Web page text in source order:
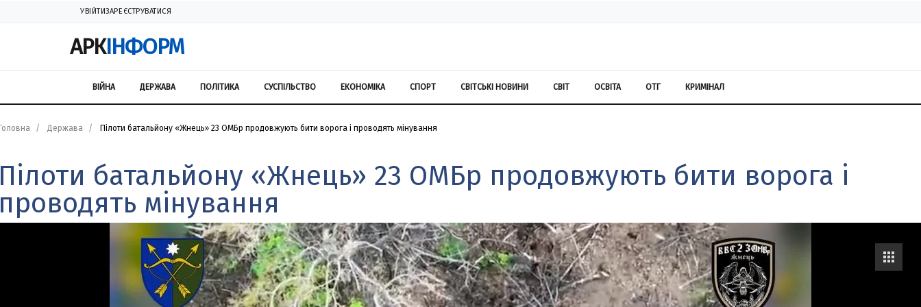
УВІЙТИЗАРЕЄСТРУВАТИСЯ
АРКІНФОРМ
ВІЙНА ДЕРЖАВА ПОЛІТИКА СУСПІЛЬСТВО ЕКОНОМІКА СПОРТ СВІТСЬКІ НОВИНИ СВІТ ОСВІТА ОТГ КРИМІНАЛ
Держава Пілоти батальйону «Жнець» 23 ОМБр продовжують бити ворога і проводять мінування
батальйону «Жнець» 23 ОМБр продовжують бити ворога і
мінування